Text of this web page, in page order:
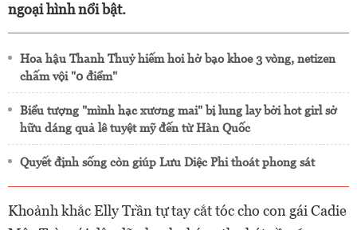
ngoại hình nổi bật.
Hoa hậu Thanh Thuỷ hiếm hoi hở bạo khoe 3 vòng, netizen
chấm vội "0 điểm"
Biểu tượng "mình hạc xương mai" bị lung lay bởi hot girl sở
hữu dáng quả lê tuyệt mỹ đến từ Hàn Quốc
Quyết định sống còn giúp Lưu Diệc Phi thoát phong sát
Khoảnh khắc Elly Trần tự tay cắt tóc cho con gái Cadie